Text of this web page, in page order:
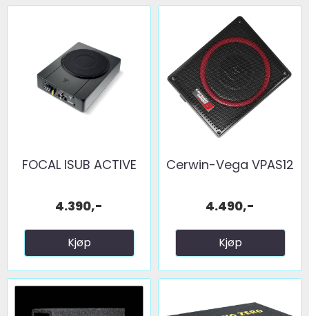
FOCAL ISUB ACTIVE
4.390,-
Kjøp
Cerwin-Vega VPAS12
4.490,-
Kjøp